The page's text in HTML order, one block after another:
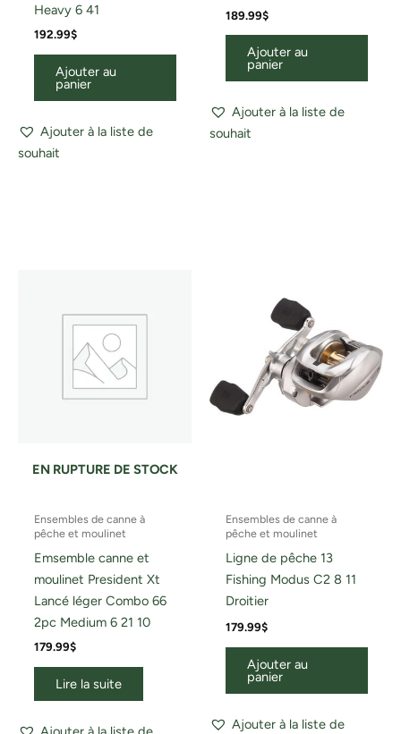
Heavy 6 41
192.99$
Ajouter au
panier
Ajouter à la liste de
souhait
189.99$
Ajouter au
panier
Ajouter à la liste de
souhait
EN RUPTURE DE STOCK
Ensembles de canne à
pêche et moulinet
Emsemble canne et
moulinet President Xt
Lancé léger Combo 66
2pc Medium 6 21 10
179.99$
Lire la suite
Ensembles de canne à
pêche et moulinet
Ligne de pêche 13
Fishing Modus C2 8 11
Droitier
179.99$
Ajouter au
panier
Ajouter à la liste de